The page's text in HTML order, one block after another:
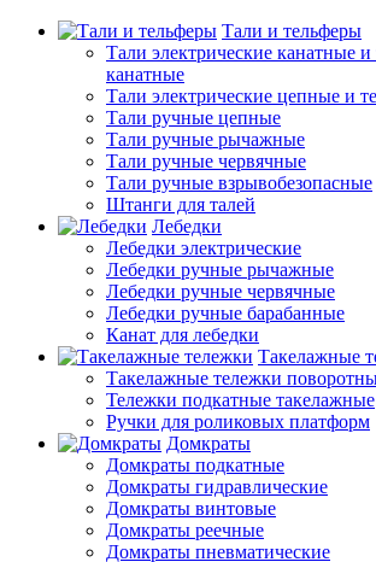
Тали и тельферы
Тали электрические канатные
канатные
Тали электрические цепные и
Тали ручные цепные
Тали ручные рычажные
Тали ручные червячные
Тали ручные взрывобезопасные
Штанги для талей
Лебедки
Лебедки электрические
Лебедки ручные рычажные
Лебедки ручные червячные
Лебедки ручные барабанные
Канат для лебедки
Такелажные
Такелажные тележки
Тележки подкатные такелажные
Ручки для роликовых платформ
Домкраты
Домкраты подкатные
Домкраты гидравлические
Домкраты винтовые
Домкраты реечные
Домкраты пневматические